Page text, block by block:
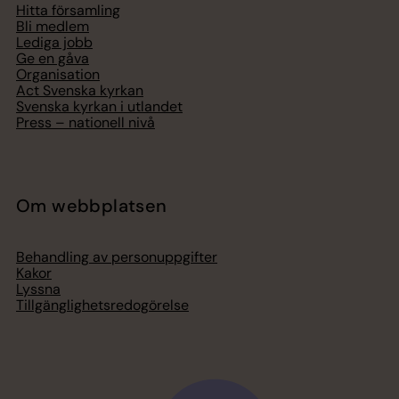
Hitta församling
Bli medlem
Lediga jobb
Ge en gåva
Organisation
Act Svenska kyrkan
Svenska kyrkan i utlandet
Press – nationell nivå
Om webbplatsen
Behandling av personuppgifter
Kakor
Lyssna
Tillgänglighetsredogörelse